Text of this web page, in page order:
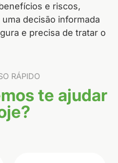
e riscos,
decisão informada
e precisa de tratar o
RÁPIDO
te ajudar